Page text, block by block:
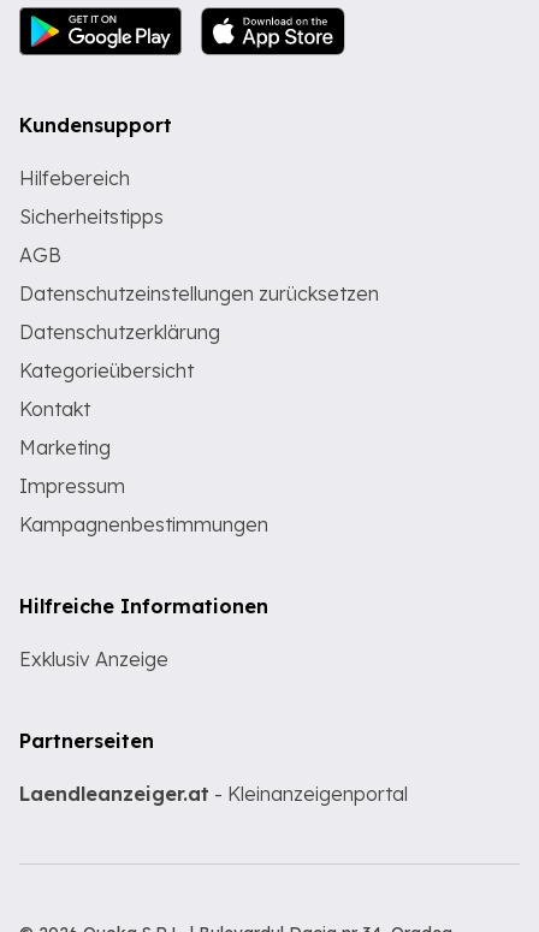
Kundensupport
Hilfebereich
Sicherheitstipps
AGB
Datenschutzeinstellungen zurücksetzen
Datenschutzerklärung
Kategorieübersicht
Kontakt
Marketing
Impressum
Kampagnenbestimmungen
Hilfreiche Informationen
Exklusiv Anzeige
Partnerseiten
Laendleanzeiger.at - Kleinanzeigenportal